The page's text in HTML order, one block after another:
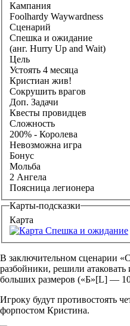
Кампания
Foolhardy Waywardness
Сценарий
Спешка и ожидание
(анг. Hurry Up and Wait)
Цель
Устоять 4 месяца
Кристиан жив!
Сокрушить врагов
Доп. Задачи
Квесты провидцев
Сложность
200% - Королева
Невозможна игра
Бонус
Мольба
2 Ангела
Поясница легионера
Карты-подсказки
Карта
В заключительном сценарии «
разбойники, решили
больших размеров («Б»[L] —
Игроку будут противостоять
форпостом Кристина.